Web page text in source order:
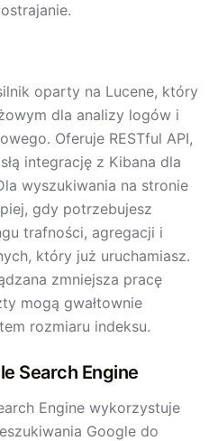
oparty na Lucene, który
dla analizy logów i
Oferuje RESTful API,
integrację z Kibana dla
wyszukiwania na stronie
gdy potrzebujesz
trafności, agregacji i
który już uruchamiasz.
zmniejsza pracę
mogą gwałtownie
rozmiaru indeksu.
Search Engine
Engine wykorzystuje
Google do